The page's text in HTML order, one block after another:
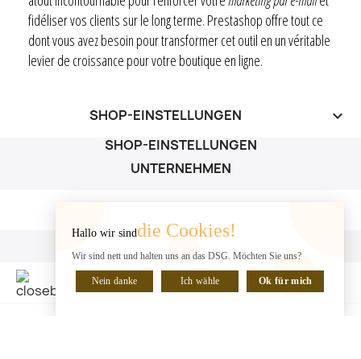
fidéliser vos clients sur le long terme. Prestashop offre tout ce
dont vous avez besoin pour transformer cet outil en un véritable
levier de croissance pour votre boutique en ligne.
SHOP-EINSTELLUNGEN keyboard_arrow_down
SHOP-EINSTELLUNGEN
UNTERNEHMEN
IHR KONTO
IHR KONTO
Hallo wir sinddie Cookies!
Wir sind nett und halten uns an das DSG. Möchten Sie uns?
Nein danke Ich wähle Ok für mich
CHATTE MIT UNS